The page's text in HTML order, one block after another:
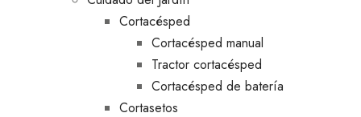
Cortacésped
Cortacésped manual
Tractor cortacésped
Cortacésped de batería
Cortasetos